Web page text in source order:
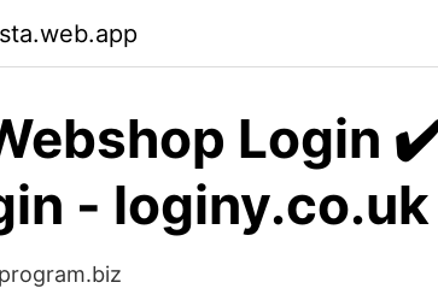
Login
- loginy.co.uk